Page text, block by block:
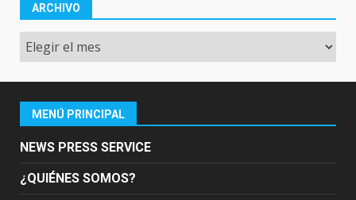
ARCHIVO
Archivo
MENÚ PRINCIPAL
NEWS PRESS SERVICE
¿QUIÉNES SOMOS?